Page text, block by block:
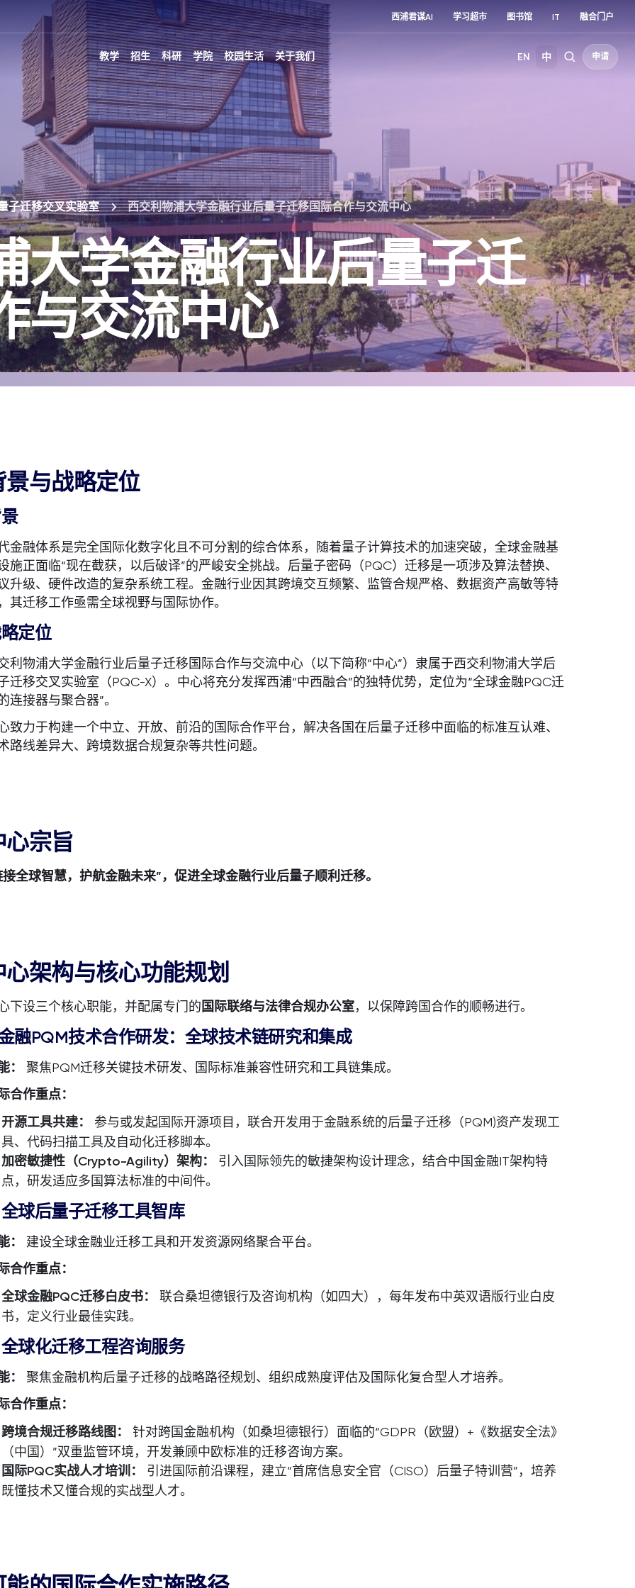
西浦君谋AI 学习超市 图书馆 IT 融合门户
教学 招生 科研 学院 校园生活 关于我们 EN 中 申请
子迁移交叉实验室 西交利物浦大学金融行业后量子迁移国际合作与交流中心
大学金融行业后量子迁
与交流中心
景与战略定位
金融体系是完全国际化数字化且不可分割的综合体系，随着量子计算技术的加速突破，全球金融基
施正面临“现在截获，以后破译”的严峻安全挑战。后量子密码（PQC）迁移是一项涉及算法替换、
升级、硬件改造的复杂系统工程。金融行业因其跨境交互频繁、监管合规严格、数据资产高敏等特
其迁移工作亟需全球视野与国际协作。
定位
利物浦大学金融行业后量子迁移国际合作与交流中心（以下简称“中心”）隶属于西交利物浦大学后
迁移交叉实验室（PQC-X）。中心将充分发挥西浦“中西融合”的独特优势，定位为“全球金融PQC迁
连接器与聚合器”。
致力于构建一个中立、开放、前沿的国际合作平台，解决各国在后量子迁移中面临的标准互认难、
路线差异大、跨境数据合规复杂等共性问题。
心宗旨
接全球智慧，护航金融未来”，促进全球金融行业后量子顺利迁移。
心架构与核心功能规划
下设三个核心职能，并配属专门的国际联络与法律合规办公室，以保障跨国合作的顺畅进行。
融PQM技术合作研发：全球技术链研究和集成
： 聚焦PQM迁移关键技术研发、国际标准兼容性研究和工具链集成。
合作重点：
开源工具共建：
参与或发起国际开源项目，联合开发用于金融系统的后量子迁移（PQM)资产发现工
具、代码扫描工具及自动化迁移脚本。
加密敏捷性（Crypto-Agility）架构：
引入国际领先的敏捷架构设计理念，结合中国金融IT架构特
点，研发适应多国算法标准的中间件。
球后量子迁移工具智库
： 建设全球金融业迁移工具和开发资源网络聚合平台。
合作重点：
全球金融PQC迁移白皮书：
联合桑坦德银行及咨询机构（如四大），每年发布中英双语版行业白皮
书，定义行业最佳实践。
球化迁移工程咨询服务
：聚焦金融机构后量子迁移的战略路径规划、组织成熟度评估及国际化复合型人才培养。
合作重点：
跨境合规迁移路线图：
针对跨国金融机构（如桑坦德银行）面临的“GDPR（欧盟）+《数据安全法》
（中国）”双重监管环境，开发兼顾中欧标准的迁移咨询方案。
国际PQC实战人才培训：
引进国际前沿课程，建立“首席信息安全官（CISO）后量子特训营”，培养
既懂技术又懂合规的实战型人才。